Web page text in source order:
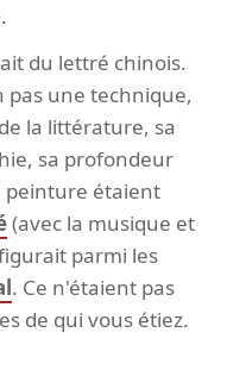
du lettré chinois.
une technique,
la littérature, sa
sa profondeur
peinture étaient
(avec la musique et
parmi les
. Ce n'étaient pas
de qui vous étiez.